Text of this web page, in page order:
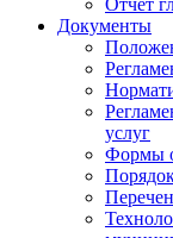
Отчет
Документы
услуг
Формы